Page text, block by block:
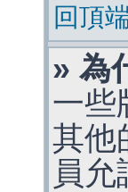
回頂
» 為
一些
其他
員允